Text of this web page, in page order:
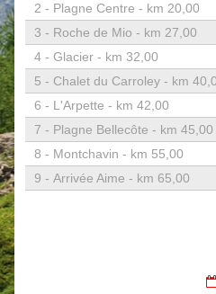
2 - Plagne Centre - km 20,00
3 - Roche de Mio - km 27,00
4 - Glacier - km 32,00
5 - Chalet du Carroley - km
6 - L'Arpette - km 42,00
7 - Plagne Bellecôte - km 45,00
8 - Montchavin - km 55,00
9 - Arrivée Aime - km 65,00